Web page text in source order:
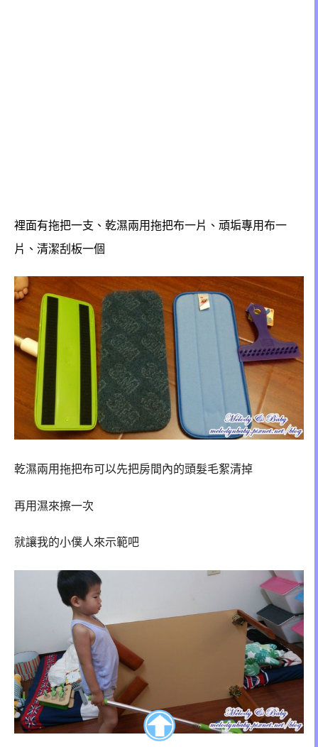
裡面有拖把一支、乾濕兩用拖把布一片、頑垢專用布一
片、清潔刮板一個
乾濕兩用拖把布可以先把房間內的頭髮毛絮清掉
再用濕來擦一次
就讓我的小僕人來示範吧